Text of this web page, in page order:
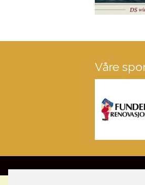
Våre